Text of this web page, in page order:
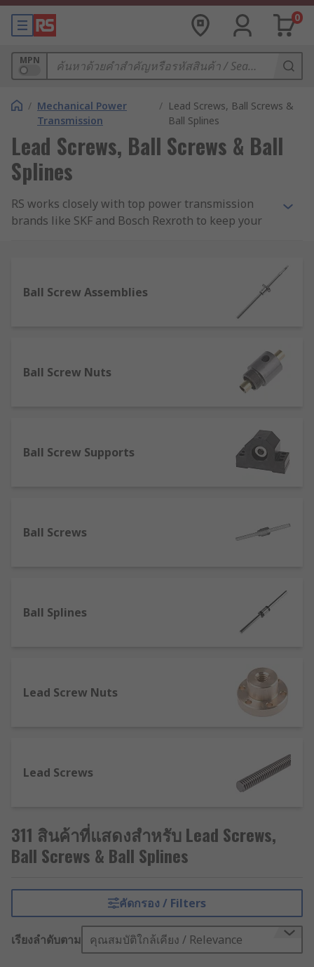
0
MPN
/ Mechanical Power
Transmission
/ Lead Screws, Ball Screws &
Ball Splines
Lead Screws, Ball Screws & Ball
Splines
RS works closely with top power transmission
brands like SKF and Bosch Rexroth to keep your
products to help you cut the cost, but not the
Lead screws often referred to as power screws
are very similar to traditional screws but without
Ball Screws
with a small amount of friction. A threaded shaft
provides a helical raceway for ball bearings
Ball splines are commonly used across many
exploration and utilise the linear recirculating
Ball Screw Assemblies
Ball Screw Nuts
Ball Screw Supports
Ball Screws
Ball Splines
Lead Screw Nuts
Lead Screws
311 สินค้าที่แสดงสำหรับ Lead Screws,
Ball Screws & Ball Splines
คัดกรอง / Filters
เรียงลำดับตาม คุณสมบัติใกล้เคียง / Relevance